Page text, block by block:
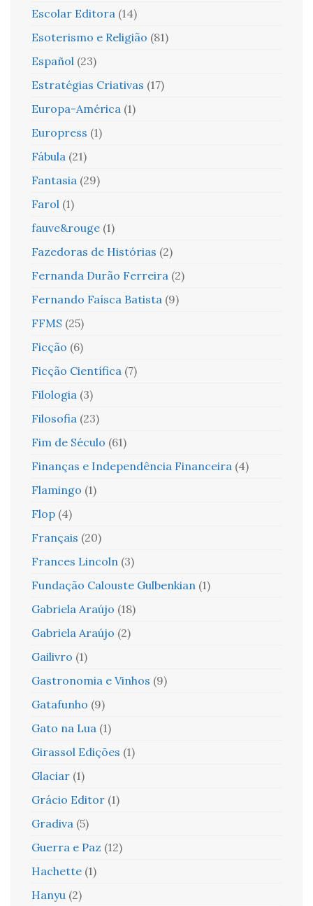
Escolar Editora (14)
Esoterismo e Religião (81)
Español (23)
Estratégias Criativas (17)
Europa-América (1)
Europress (1)
Fábula (21)
Fantasia (29)
Farol (1)
fauve&rouge (1)
Fazedoras de Histórias (2)
Fernanda Durão Ferreira (2)
Fernando Faísca Batista (9)
FFMS (25)
Ficção (6)
Ficção Científica (7)
Filologia (3)
Filosofia (23)
Fim de Século (61)
Finanças e Independência Financeira (4)
Flamingo (1)
Flop (4)
Français (20)
Frances Lincoln (3)
Fundação Calouste Gulbenkian (1)
Gabriela Araújo (18)
Gabriela Araújo (2)
Gailivro (1)
Gastronomia e Vinhos (9)
Gatafunho (9)
Gato na Lua (1)
Girassol Edições (1)
Glaciar (1)
Grácio Editor (1)
Gradiva (5)
Guerra e Paz (12)
Hachette (1)
Hanyu (2)